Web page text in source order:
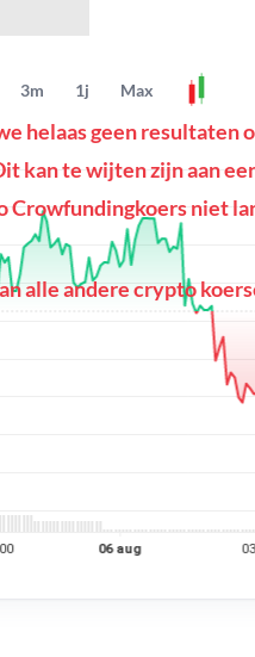
3m 1j Max
helaas geen resultaten
kan te wijten zijn aan
Crowfundingkoers niet
alle andere crypto